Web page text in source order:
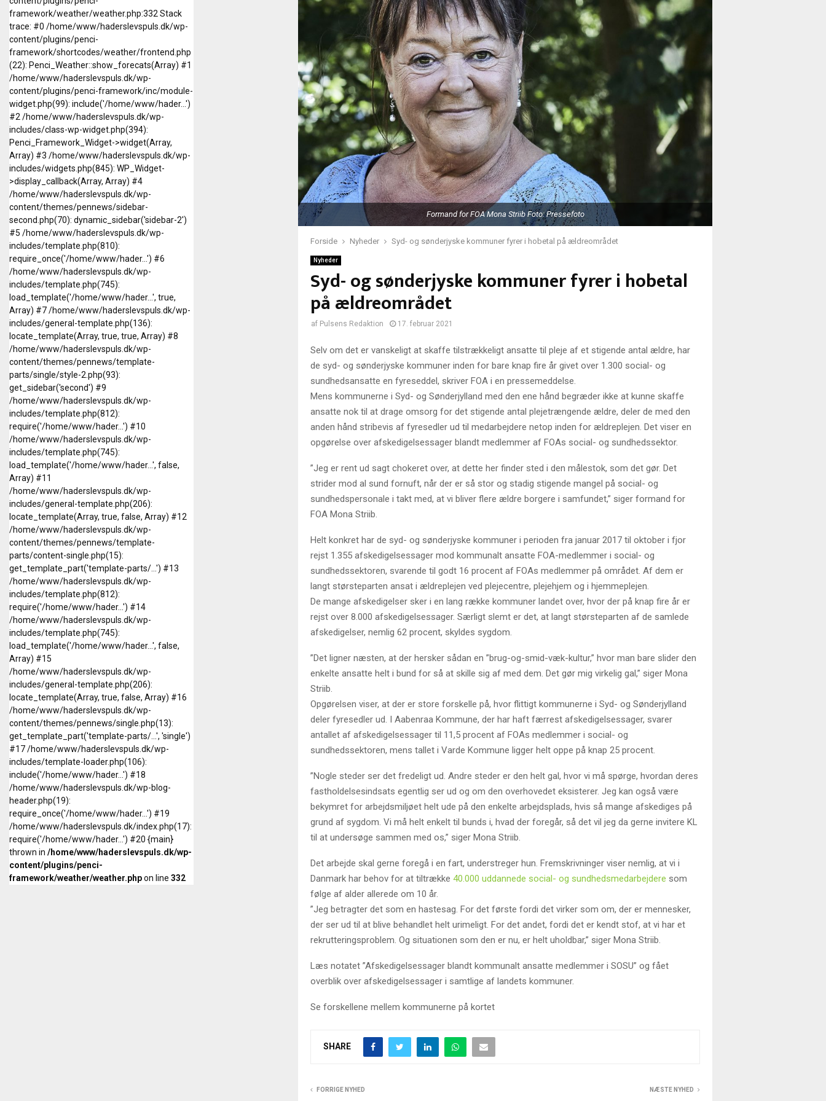
Formand for FOA Mona Striib Foto: Pressefoto
Forside Nyheder Syd- og sønderjyske kommuner fyrer i hobetal på ældreområdet
Nyheder
Syd- og sønderjyske kommuner fyrer i hobetal
på ældreområdet
af Pulsens Redaktion 17. februar 2021
Selv om det er vanskeligt at skaffe tilstrækkeligt ansatte til pleje af et stigende antal ældre, har
de syd- og sønderjyske kommuner inden for bare knap fire år givet over 1.300 social- og
sundhedsansatte en fyreseddel, skriver FOA i en pressemeddelse.
Mens kommunerne i Syd- og Sønderjylland med den ene hånd begræder ikke at kunne skaffe
ansatte nok til at drage omsorg for det stigende antal plejetrængende ældre, deler de med den
anden hånd stribevis af fyresedler ud til medarbejdere netop inden for ældreplejen. Det viser en
opgørelse over afskedigelsessager blandt medlemmer af FOAs social- og sundhedssektor.
”Jeg er rent ud sagt chokeret over, at dette her finder sted i den målestok, som det gør. Det
strider mod al sund fornuft, når der er så stor og stadig stigende mangel på social- og
sundhedspersonale i takt med, at vi bliver flere ældre borgere i samfundet,” siger formand for
FOA Mona Striib.
Helt konkret har de syd- og sønderjyske kommuner i perioden fra januar 2017 til oktober i fjor
rejst 1.355 afskedigelsessager mod kommunalt ansatte FOA-medlemmer i social- og
sundhedssektoren, svarende til godt 16 procent af FOAs medlemmer på området. Af dem er
langt størsteparten ansat i ældreplejen ved plejecentre, plejehjem og i hjemmeplejen.
De mange afskedigelser sker i en lang række kommuner landet over, hvor der på knap fire år er
rejst over 8.000 afskedigelsessager. Særligt slemt er det, at langt størsteparten af de samlede
afskedigelser, nemlig 62 procent, skyldes sygdom.
”Det ligner næsten, at der hersker sådan en ”brug-og-smid-væk-kultur,” hvor man bare slider den
enkelte ansatte helt i bund for så at skille sig af med dem. Det gør mig virkelig gal,” siger Mona
Striib.
Opgørelsen viser, at der er store forskelle på, hvor flittigt kommunerne i Syd- og Sønderjylland
deler fyresedler ud. I Aabenraa Kommune, der har haft færrest afskedigelsessager, svarer
antallet af afskedigelsessager til 11,5 procent af FOAs medlemmer i social- og
sundhedssektoren, mens tallet i Varde Kommune ligger helt oppe på knap 25 procent.
”Nogle steder ser det fredeligt ud. Andre steder er den helt gal, hvor vi må spørge, hvordan deres
fastholdelsesindsats egentlig ser ud og om den overhovedet eksisterer. Jeg kan også være
bekymret for arbejdsmiljøet helt ude på den enkelte arbejdsplads, hvis så mange afskediges på
grund af sygdom. Vi må helt enkelt til bunds i, hvad der foregår, så det vil jeg da gerne invitere KL
til at undersøge sammen med os,” siger Mona Striib.
Det arbejde skal gerne foregå i en fart, understreger hun. Fremskrivninger viser nemlig, at vi i
Danmark har behov for at tiltrække 40.000 uddannede social- og sundhedsmedarbejdere som
følge af alder allerede om 10 år.
”Jeg betragter det som en hastesag. For det første fordi det virker som om, der er mennesker,
der ser ud til at blive behandlet helt urimeligt. For det andet, fordi det er kendt stof, at vi har et
rekrutteringsproblem. Og situationen som den er nu, er helt uholdbar,” siger Mona Striib.
Læs notatet ”Afskedigelsessager blandt kommunalt ansatte medlemmer i SOSU” og fået
overblik over afskedigelsessager i samtlige af landets kommuner.
Se forskellene mellem kommunerne på kortet
SHARE
FORRIGE NYHED NÆSTE NYHED
framework/weather/weather.php:332 Stack
trace: #0 /home/www/haderslevspuls.dk/wp-
content/plugins/penci-
framework/shortcodes/weather/frontend.php
(22): Penci_Weather::show_forecats(Array) #1
/home/www/haderslevspuls.dk/wp-
content/plugins/penci-framework/inc/module-
widget.php(99): include('/home/www/hader...')
#2 /home/www/haderslevspuls.dk/wp-
includes/class-wp-widget.php(394):
Penci_Framework_Widget->widget(Array,
Array) #3 /home/www/haderslevspuls.dk/wp-
includes/widgets.php(845): WP_Widget-
>display_callback(Array, Array) #4
/home/www/haderslevspuls.dk/wp-
content/themes/pennews/sidebar-
second.php(70): dynamic_sidebar('sidebar-2')
#5 /home/www/haderslevspuls.dk/wp-
includes/template.php(810):
require_once('/home/www/hader...') #6
/home/www/haderslevspuls.dk/wp-
includes/template.php(745):
load_template('/home/www/hader...', true,
Array) #7 /home/www/haderslevspuls.dk/wp-
includes/general-template.php(136):
locate_template(Array, true, true, Array) #8
/home/www/haderslevspuls.dk/wp-
content/themes/pennews/template-
parts/single/style-2.php(93):
get_sidebar('second') #9
/home/www/haderslevspuls.dk/wp-
includes/template.php(812):
require('/home/www/hader...') #10
/home/www/haderslevspuls.dk/wp-
includes/template.php(745):
load_template('/home/www/hader...', false,
Array) #11
/home/www/haderslevspuls.dk/wp-
includes/general-template.php(206):
locate_template(Array, true, false, Array) #12
/home/www/haderslevspuls.dk/wp-
content/themes/pennews/template-
parts/content-single.php(15):
get_template_part('template-parts/...') #13
/home/www/haderslevspuls.dk/wp-
includes/template.php(812):
require('/home/www/hader...') #14
/home/www/haderslevspuls.dk/wp-
includes/template.php(745):
load_template('/home/www/hader...', false,
Array) #15
/home/www/haderslevspuls.dk/wp-
includes/general-template.php(206):
locate_template(Array, true, false, Array) #16
/home/www/haderslevspuls.dk/wp-
content/themes/pennews/single.php(13):
get_template_part('template-parts/...', 'single')
#17 /home/www/haderslevspuls.dk/wp-
includes/template-loader.php(106):
include('/home/www/hader...') #18
/home/www/haderslevspuls.dk/wp-blog-
header.php(19):
require_once('/home/www/hader...') #19
/home/www/haderslevspuls.dk/index.php(17):
require('/home/www/hader...') #20 {main}
thrown in /home/www/haderslevspuls.dk/wp-
content/plugins/penci-
framework/weather/weather.phpon line 332